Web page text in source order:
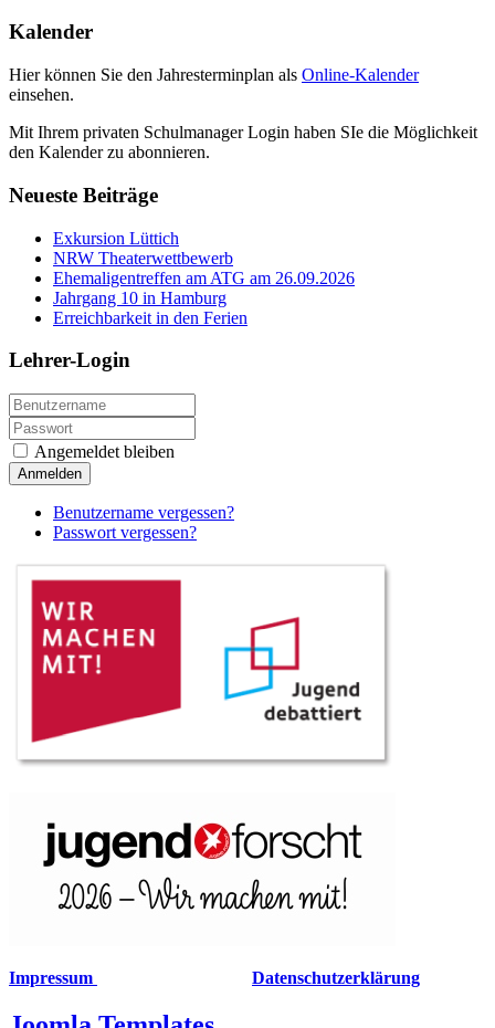
Kalender
Hier können Sie den Jahresterminplan als Online-Kalender
einsehen.
Mit Ihrem privaten Schulmanager Login haben SIe die Möglichkeit
den Kalender zu abonnieren.
Neueste Beiträge
Exkursion Lüttich
NRW Theaterwettbewerb
Ehemaligentreffen am ATG am 26.09.2026
Jahrgang 10 in Hamburg
Erreichbarkeit in den Ferien
Lehrer-Login
Angemeldet bleiben
Anmelden
Benutzername vergessen?
Passwort vergessen?
Impressum Datenschutzerklärung